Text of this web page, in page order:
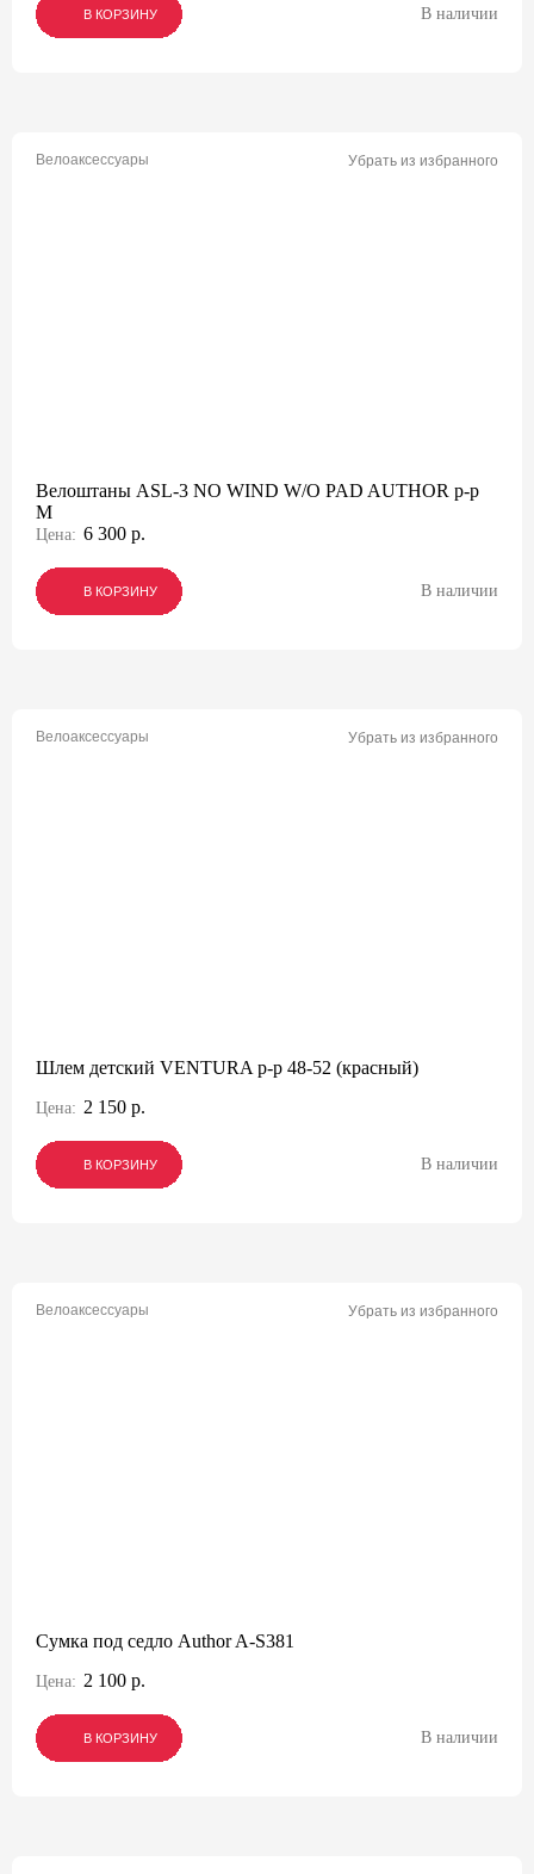
В КОРЗИНУ
В КОРЗИНУ
В КОРЗИНУ В наличии
Велоаксессуары Убрать из избранного
Велоштаны ASL-3 NO WIND W/O PAD AUTHOR р-р
M
Цена: 6 300 р.
В КОРЗИНУ
В КОРЗИНУ
В КОРЗИНУ В наличии
Велоаксессуары Убрать из избранного
Шлем детский VENTURA р-р 48-52 (красный)
Цена: 2 150 р.
В КОРЗИНУ
В КОРЗИНУ
В КОРЗИНУ В наличии
Велоаксессуары Убрать из избранного
Сумка под седло Author A-S381
Цена: 2 100 р.
В КОРЗИНУ
В КОРЗИНУ
В КОРЗИНУ В наличии